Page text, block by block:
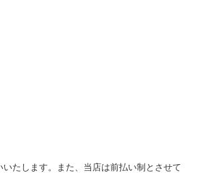
たします。また、当店は前払い制とさせて